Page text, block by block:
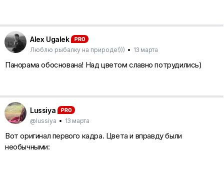
Alex Ugalek
Люблю рыбалку на природе!))) • 13 марта
Панорама обоснована! Над цветом славно потрудились)
Lussiya
@lussiya • 13 марта
Вот оригинал первого кадра. Цвета и вправду были
необычными: